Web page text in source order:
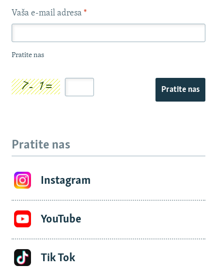
Vaša e-mail adresa *
Pratite nas
Pratite nas
Pratite nas
Instagram
YouTube
Tik Tok